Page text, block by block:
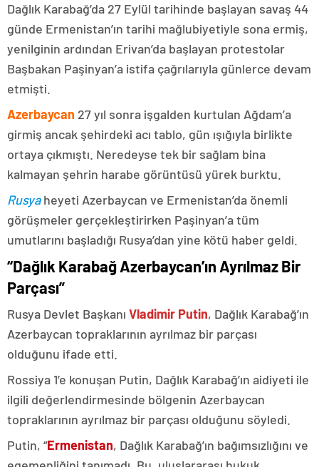
Dağlık Karabağ’da 27 Eylül tarihinde başlayan savaş 44
günde Ermenistan’ın tarihi mağlubiyetiyle sona ermiş,
yenilginin ardından Erivan’da başlayan protestolar
Başbakan Paşinyan’a istifa çağrılarıyla günlerce devam
etmişti.
Azerbaycan 27 yıl sonra işgalden kurtulan Ağdam’a
girmiş ancak şehirdeki acı tablo, gün ışığıyla birlikte
ortaya çıkmıştı. Neredeyse tek bir sağlam bina
kalmayan şehrin harabe görüntüsü yürek burktu.
Rusyaheyeti Azerbaycan ve Ermenistan’da önemli
görüşmeler gerçekleştirirken Paşinyan’a tüm
umutlarını başladığı Rusya’dan yine kötü haber geldi.
“Dağlık Karabağ Azerbaycan’ın Ayrılmaz Bir
Parçası”
Rusya Devlet Başkanı Vladimir Putin, Dağlık Karabağ’ın
Azerbaycan topraklarının ayrılmaz bir parçası
olduğunu ifade etti.
Rossiya 1’e konuşan Putin, Dağlık Karabağ’ın aidiyeti ile
ilgili değerlendirmesinde bölgenin Azerbaycan
topraklarının ayrılmaz bir parçası olduğunu söyledi.
Putin, “Ermenistan, Dağlık Karabağ’ın bağımsızlığını ve